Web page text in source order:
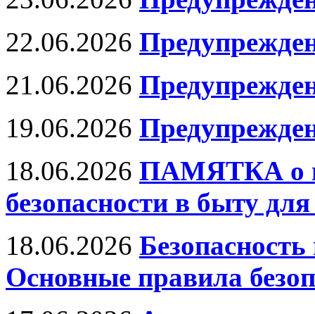
22.06.2026
21.06.2026
19.06.2026
18.06.2026 ПАМЯТКА о
безопасности в быту
18.06.2026
Основные правила